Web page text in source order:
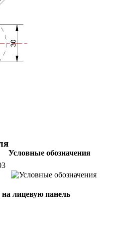
Условные обозначения
лицевую панель